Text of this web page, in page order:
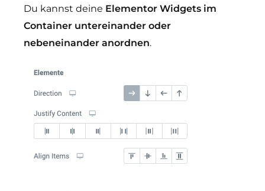
Du kannst deine Elementor Widgets im
Container untereinander oder
nebeneinander anordnen.